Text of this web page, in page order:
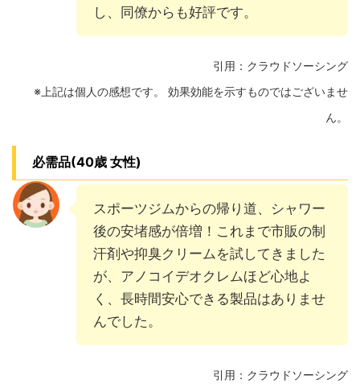
し、同僚からも好評です。
引用：クラウドソーシング
※上記は個人の感想です。 効果効能を示すものではございませ
ん。
必需品(40歳 女性)
スポーツジムからの帰り道、シャワー
後の安堵感が倍増！これまで市販の制
汗剤や抑臭クリームを試してきました
が、アノコイデオクレムほど心地よ
く、長時間安心できる製品はありませ
んでした。
引用：クラウドソーシング